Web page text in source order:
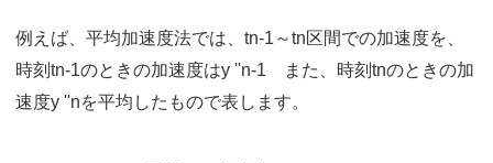
例えば、平均加速度法では、tn-1～tn区間での加速度を、
時刻tn-1のときの加速度はy ''n-1 また、時刻tnのときの加
速度y ''nを平均したもので表します。